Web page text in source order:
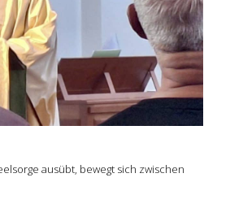
ausübt, bewegt sich zwischen